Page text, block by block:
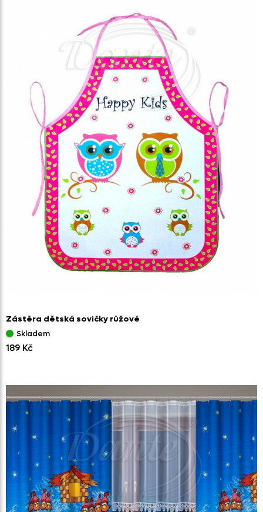
Zástěra dětská sovičky růžové
Skladem
189 Kč